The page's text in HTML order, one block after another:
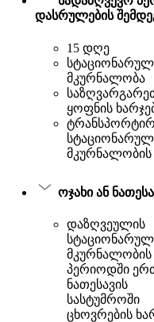
დასრულების
15 დღე
მკურნალობა
ყოფნის
მკურნალობის
ოჯახი ან
დაზღვეულის
მკურნალობის
პერიოდში
ნათესავის
სასტუმროში
ცხოვრების